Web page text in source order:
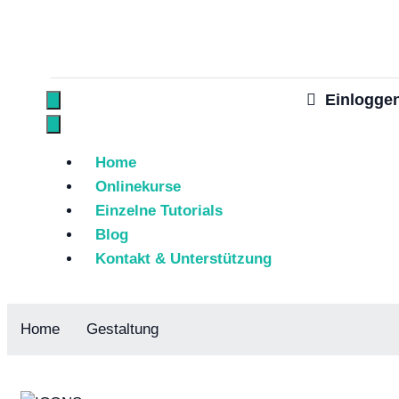
Home
Onlinekurse
Einzelne Tutorials
Blog
Kontakt & Unterstützung
Home Gestaltung